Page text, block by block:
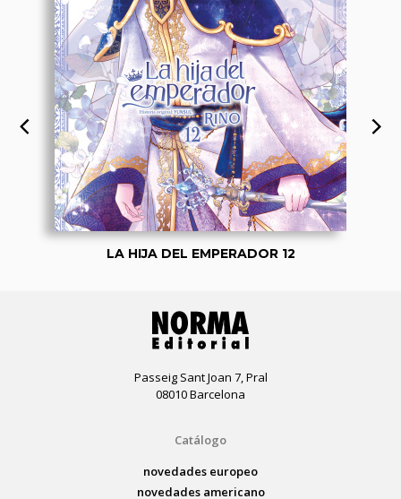
LA HIJA DEL EMPERADOR 12
Passeig Sant Joan 7, Pral
08010 Barcelona
Catálogo
novedades europeo
novedades americano